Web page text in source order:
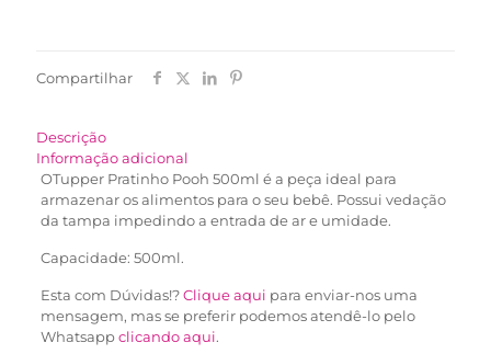
Compartilhar
Descrição
Informação adicional
OTupper Pratinho Pooh 500ml é a peça ideal para
armazenar os alimentos para o seu bebê. Possui vedação
da tampa impedindo a entrada de ar e umidade.
Capacidade: 500ml.
Esta com Dúvidas!?Clique aqui para enviar-nos uma
mensagem, mas se preferir podemos atendê-lo pelo
Whatsappclicando aqui.